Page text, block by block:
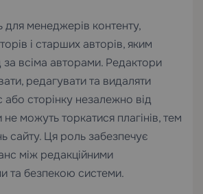
менеджерів контенту,
і старших авторів, яким
за всіма авторами. Редактори
редагувати та видаляти
або сторінку незалежно від
можуть торкатися плагінів, тем
сайту. Ця роль забезпечує
між редакційними
та безпекою системи.